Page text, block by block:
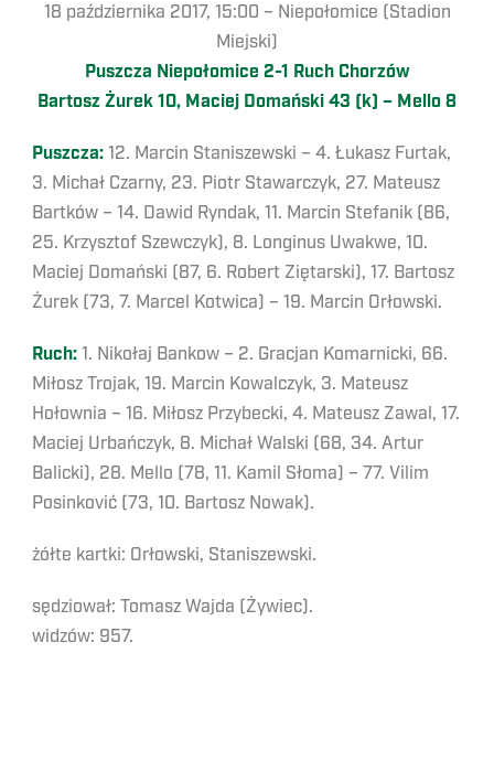
18 października 2017, 15:00 – Niepołomice (Stadion
Miejski)
Puszcza Niepołomice 2-1 Ruch Chorzów
Bartosz Żurek 10, Maciej Domański 43 (k) – Mello 8
Puszcza: 12. Marcin Staniszewski – 4. Łukasz Furtak,
3. Michał Czarny, 23. Piotr Stawarczyk, 27. Mateusz
Bartków – 14. Dawid Ryndak, 11. Marcin Stefanik (86,
25. Krzysztof Szewczyk), 8. Longinus Uwakwe, 10.
Maciej Domański (87, 6. Robert Ziętarski), 17. Bartosz
Żurek (73, 7. Marcel Kotwica) – 19. Marcin Orłowski.
Ruch: 1. Nikołaj Bankow – 2. Gracjan Komarnicki, 66.
Miłosz Trojak, 19. Marcin Kowalczyk, 3. Mateusz
Hołownia – 16. Miłosz Przybecki, 4. Mateusz Zawal, 17.
Maciej Urbańczyk, 8. Michał Walski (68, 34. Artur
Balicki), 28. Mello (78, 11. Kamil Słoma) – 77. Vilim
Posinković (73, 10. Bartosz Nowak).
żółte kartki: Orłowski, Staniszewski.
sędziował: Tomasz Wajda (Żywiec).
widzów: 957.